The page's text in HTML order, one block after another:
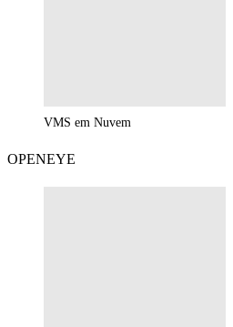
VMS em Nuvem
OPENEYE